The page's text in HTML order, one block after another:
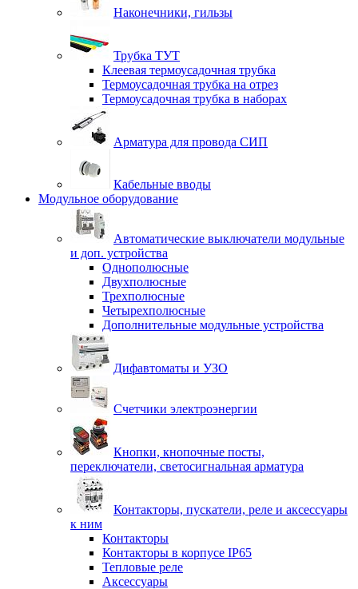
Наконечники, гильзы
Трубка ТУТ
Клеевая термоусадочная трубка
Термоусадочная трубка на отрез
Термоусадочная трубка в наборах
Арматура для провода СИП
Кабельные вводы
Модульное оборудование
Автоматические выключатели модульные
и доп. устройства
Однополюсные
Двухполюсные
Трехполюсные
Четырехполюсные
Дополнительные модульные устройства
Дифавтоматы и УЗО
Счетчики электроэнергии
Кнопки, кнопочные посты,
переключатели, светосигнальная арматура
Контакторы, пускатели, реле и аксессуары
к ним
Контакторы
Контакторы в корпусе IP65
Тепловые реле
Аксессуары